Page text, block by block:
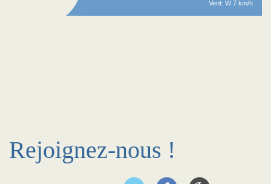
Vent: W 7 km/h
Rejoignez-nous !